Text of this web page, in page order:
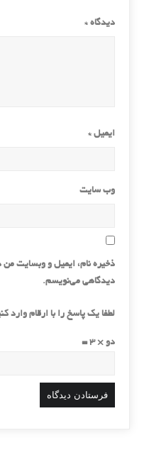
دیدگاه *
ایمیل *
وب‌ سایت
ذخیره نام، ایمیل و وبسایت من
دیدگاهی می‌نویسم.
لطفا یک پاسخ را با ارقام وارد
دو × 3 =